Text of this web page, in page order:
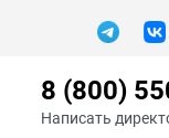
8 (800)
Написать